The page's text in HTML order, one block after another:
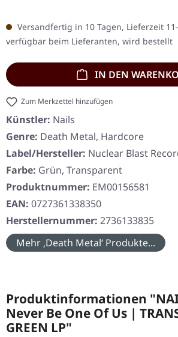
Versandfertig in 10 Tagen, Lieferzeit
verfügbar beim Lieferanten, wird bestellt
IN DEN
Zum Merkzettel hinzufügen
Künstler: Nails
Genre: Death Metal, Hardcore
Label/Hersteller: Nuclear Blast
Farbe: Grün, Transparent
Produktnummer: EM00156581
EAN: 0727361338350
Herstellernummer: 2736133835
Mehr ‚Death Metal‘ Produkte...
Produktinformationen
Never Be One Of Us |
GREEN LP"